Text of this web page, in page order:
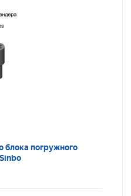
блока погружного